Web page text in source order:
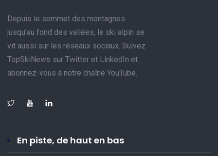
Depuis le sommet des montagnes
jusqu’au fond des vallées, le ski alpin se
vit aussi sur les réseaux sociaux. Suivez
TopSkiNews sur Twitter et LinkedIn et
abonnez-vous à notre chaîne YouTube.
En piste, de haut en bas